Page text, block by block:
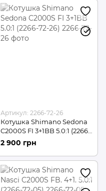
Артикул: 2266-72-26
Котушка Shimano Sedona
C2000S FI 3+1BB 5.0:1 (2266-
72-26)
2 900 грн